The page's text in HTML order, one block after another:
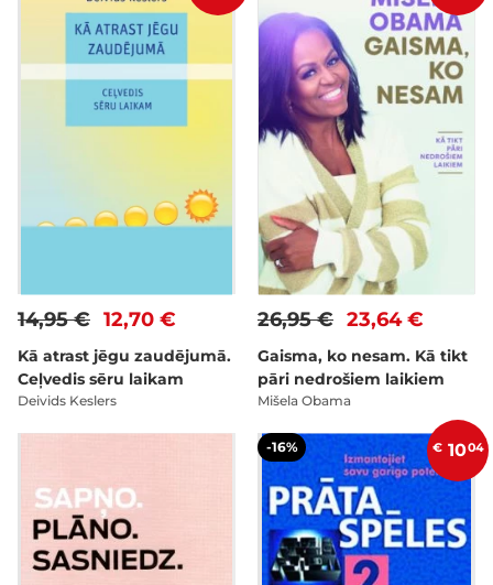
12,70 €
14,95 €
Kā atrast jēgu zaudējumā.
Ceļvedis sēru laikam
Deivids Keslers
23,64 €
26,95 €
Gaisma, ko nesam. Kā tikt
pāri nedrošiem laikiem
Mišela Obama
-16% € 1004